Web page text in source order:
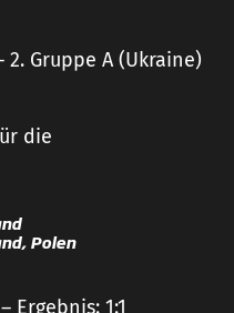
2. Gruppe A (Ukraine)
die
Polen
Ergebnis: 1:1